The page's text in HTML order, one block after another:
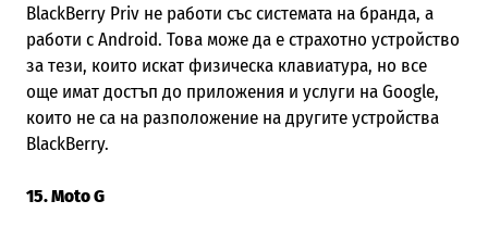
BlackBerry Priv не работи със системата на бранда, а
работи с Android. Това може да е страхотно устройство
за тези, които искат физическа клавиатура, но все
още имат достъп до приложения и услуги на Google,
които не са на разположение на другите устройства
BlackBerry.
15. Moto G